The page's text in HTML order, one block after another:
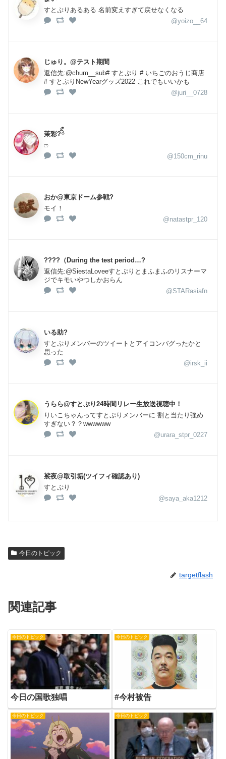
すとぷりあるある 名前変えすぎて戻せなくなる
@yoizo__64
じゅり。@テスト期間
返信先:@chum__sub# すとぷり # いちごのおうじ商店
# すとぷりNewYearグッズ2022 これでもいいかも
@juri__0728
茉彩?ིྀ
ෆ
@150cm_rinu
おか@東京ドーム参戦?
モイ！
@natastpr_120
????（During the test period…?
返信先:@SiestaLoveeすとぷりとまふまふのリスナーマ
ジでキモいやつしかおらん
@STARasiafn
いる助?
すとぷりメンバーのツイートとアイコンバグったかと
思った
@irsk_ii
うらら@すとぷり24時間リレー生放送視聴中！
りいこちゃんってすとぷりメンバーに 割と当たり強め
すぎない？？wwwwww
@urara_stpr_0227
裟夜@取引垢(ツイフィ確認あり)
すとぷり
@saya_aka1212
今日のトピック
targetflash
関連記事
今日のトピック
今日の国歌独唱
今日のトピック
#今村被告
今日のトピック 今日のトピック